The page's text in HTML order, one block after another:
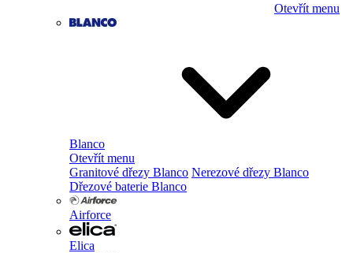
Otevřít menu
Blanco
Otevřít menu
Granitové dřezy Blanco Nerezové dřezy Blanco
Dřezové baterie Blanco
Airforce
Elica